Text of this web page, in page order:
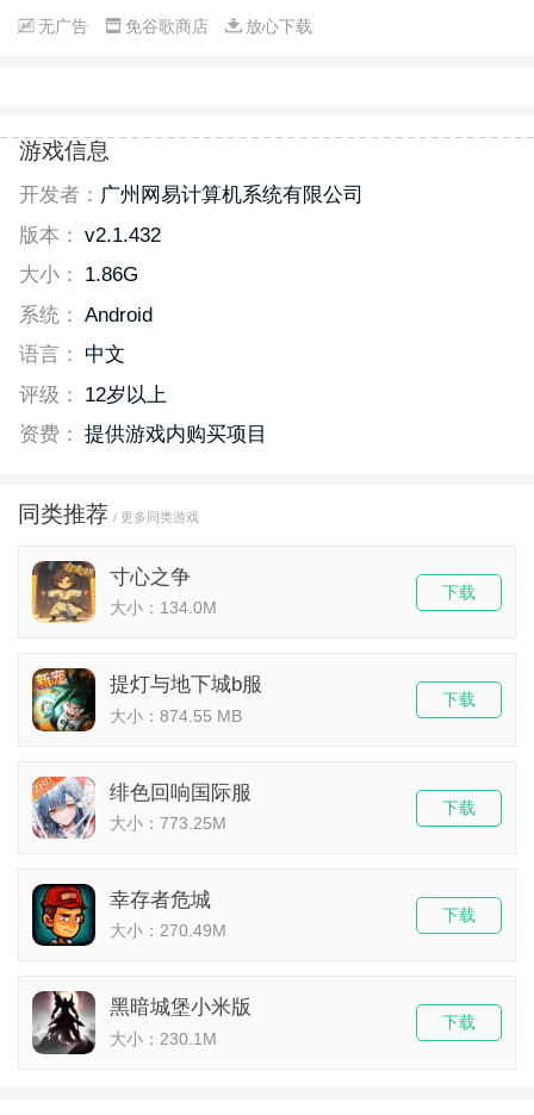
无广告 免谷歌商店 放心下载
游戏信息
开发者： 广州网易计算机系统有限公司
版本： v2.1.432
大小：
1.86G
系统： Android
语言：
中文
评级：
12岁以上
资费： 提供游戏内购买项目
同类推荐 / 更多同类游戏
寸心之争
大小：134.0M
下载
提灯与地下城b服
大小：874.55 MB
下载
绯色回响国际服
大小：773.25M
下载
幸存者危城
大小：270.49M
下载
黑暗城堡小米版
大小：230.1M
下载